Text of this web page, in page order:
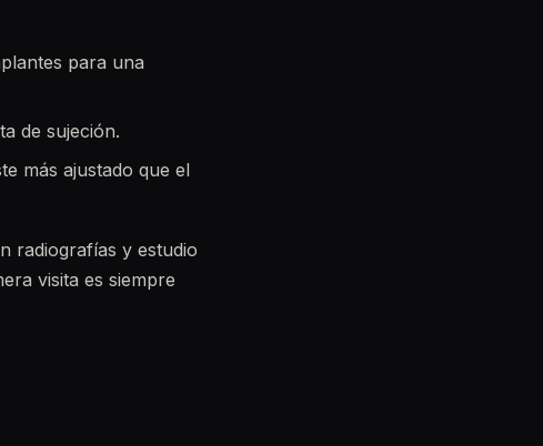
para una
de sujeción.
más ajustado que el
radiografías y estudio
visita es siempre